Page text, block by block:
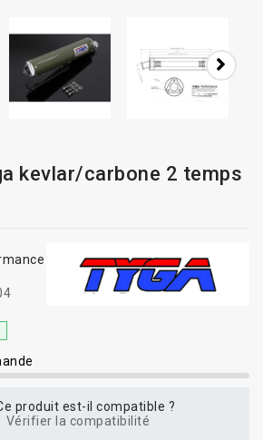
kevlar/carbone 2 temps
produit est-il compatible ?
Vérifier la compatibilité